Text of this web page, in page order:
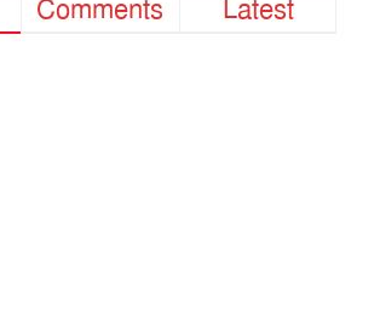
Comments Latest